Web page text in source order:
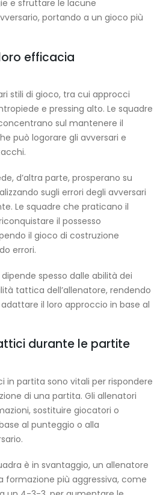
e sfruttare le lacune
portando a un gioco più
efficacia
stili di gioco, tra cui approcci
e pressing alto. Le squadre
sul mantenere il
può logorare gli avversari e
d’altra parte, prosperano su
sugli errori degli avversari
Le squadre che praticano il
il possesso
il gioco di costruzione
errori.
spesso dalle abilità dei
tattica dell’allenatore, rendendo
il loro approccio in base al
durante le partite
in partita sono vitali per rispondere
di una partita. Gli allenatori
sostituire giocatori o
al punteggio o alla
è in svantaggio, un allenatore
formazione più aggressiva, come